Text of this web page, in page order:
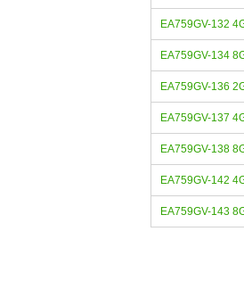
EA759GV-132
EA759GV-134
EA759GV-136
EA759GV-137
EA759GV-138
EA759GV-142
EA759GV-143